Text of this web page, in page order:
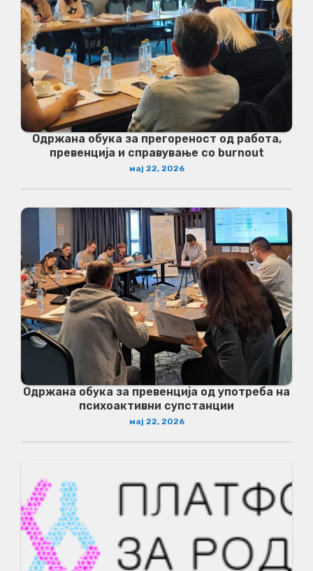
Одржана обука за прегореност од работа,
превенција и справување со burnout
мај 22, 2026
Одржана обука за превенција од употреба на
психоактивни супстанции
мај 22, 2026